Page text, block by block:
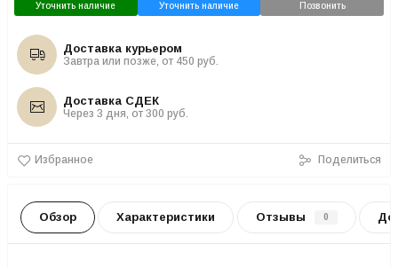
Уточнить наличие Уточнить наличие Позвонить
Доставка курьером
Завтра или позже, от 450 руб.
Доставка СДЕК
Через 3 дня, от 300 руб.
Избранное Поделиться
Обзор Характеристики Отзывы 0